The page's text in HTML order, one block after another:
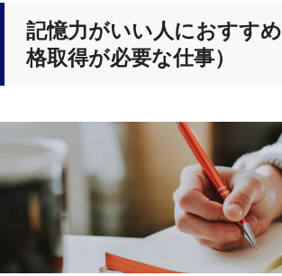
記憶力がいい人におすす
格取得が必要な仕事）